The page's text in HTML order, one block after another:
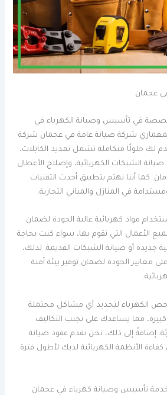
عجمان
في تأسيس وصيانة الكهرباء في
شركة صيانة عامة في عجمان شركة
لك حلولًا متكاملة تشمل تمديد الكابلات،
صيانة الشبكات الكهربائية، وإصلاح الأعطال
كما أننا نهتم بتطبيق أحدث التقنيات
في المنازل والمباني التجارية.
مواد كهربائية عالية الجودة لضمان
الأعمال التي نقوم بها، سواء كنت بحاجة
جديدة أو صيانة الشبكات القديمة. لذلك،
معايير الجودة لضمان توفير بيئة آمنة
الكهرباء لتحديد أي مشاكل محتملة
مما يساعدك على تجنب التكاليف
إضافةً إلى ذلك، نحن نقدم عقود صيانة
الأنظمة الكهربائية لديك لأطول فترة
خدمة تأسيس وصيانة كهرباء في عجمان